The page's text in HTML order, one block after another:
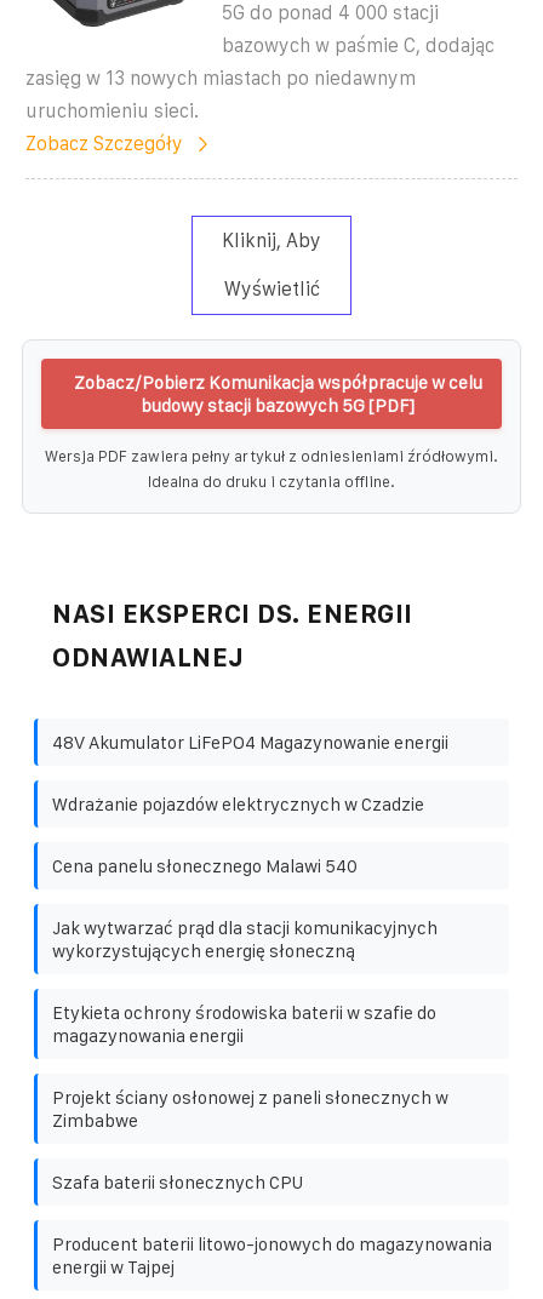
5G do ponad 4 000 stacji
bazowych w paśmie C, dodając
zasięg w 13 nowych miastach po niedawnym
uruchomieniu sieci.
Zobacz Szczegóły
Kliknij, Aby
Wyświetlić
Zobacz/Pobierz Komunikacja współpracuje w celu
budowy stacji bazowych 5G [PDF]
Wersja PDF zawiera pełny artykuł z odniesieniami źródłowymi.
Idealna do druku i czytania offline.
NASI EKSPERCI DS. ENERGII
ODNAWIALNEJ
48V Akumulator LiFePO4 Magazynowanie energii
Wdrażanie pojazdów elektrycznych w Czadzie
Cena panelu słonecznego Malawi 540
Jak wytwarzać prąd dla stacji komunikacyjnych
wykorzystujących energię słoneczną
Etykieta ochrony środowiska baterii w szafie do
magazynowania energii
Projekt ściany osłonowej z paneli słonecznych w
Zimbabwe
Szafa baterii słonecznych CPU
Producent baterii litowo-jonowych do magazynowania
energii w Tajpej